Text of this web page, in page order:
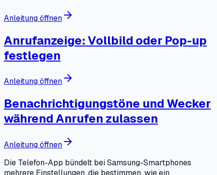
Anleitung öffnen
Anrufanzeige: Vollbild oder Pop-up
festlegen
Anleitung öffnen
Benachrichtigungstöne und Wecker
während Anrufen zulassen
Anleitung öffnen
Die Telefon-App bündelt bei Samsung-Smartphones
mehrere Einstellungen, die bestimmen, wie ein